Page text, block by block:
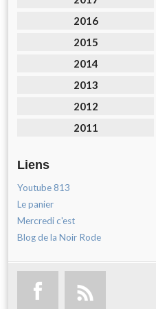
2016
2015
2014
2013
2012
2011
Liens
Youtube 813
Le panier
Mercredi c'est
Blog de la Noir Rode